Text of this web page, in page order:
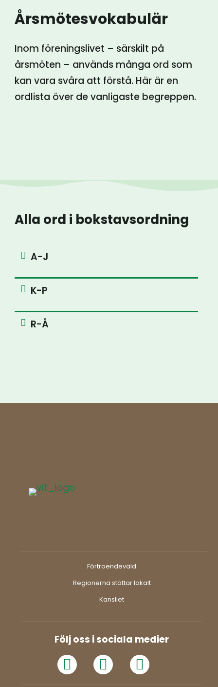
Årsmötesvokabulär
Inom föreningslivet – särskilt på
årsmöten – används många ord som
kan vara svåra att förstå. Här är en
ordlista över de vanligaste begreppen.
Alla ord i bokstavsordning
A-J
K-P
R-Å
Förtroendevald
Regionerna stöttar lokalt
Kansliet
Följ oss i sociala medier